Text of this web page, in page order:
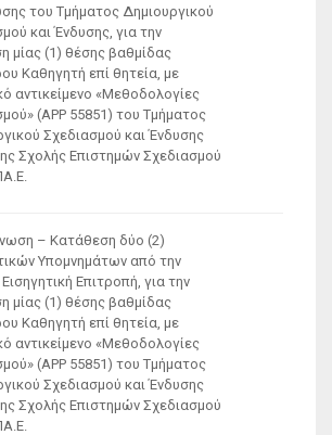
του Τμήματος Δημιουργικού
και Ένδυσης, για την
μίας (1) θέσης βαθμίδας
Καθηγητή επί θητεία, με
αντικείμενο «Μεθοδολογίες
(ΑΡΡ 55851) του Τμήματος
Σχεδιασμού και Ένδυσης
Σχολής Επιστημών Σχεδιασμού
– Κατάθεση δύο (2)
Υπομνημάτων από την
Επιτροπή, για την
μίας (1) θέσης βαθμίδας
Καθηγητή επί θητεία, με
αντικείμενο «Μεθοδολογίες
(ΑΡΡ 55851) του Τμήματος
Σχεδιασμού και Ένδυσης
Σχολής Επιστημών Σχεδιασμού